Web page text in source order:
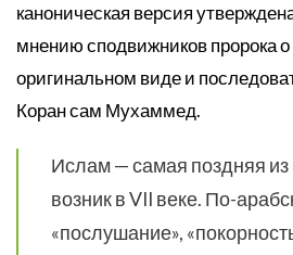
каноническая версия
мнению сподвижников пророка о
оригинальном виде и
Коран сам Мухаммед.
Ислам — самая поздняя
возник в VII веке. По-
«послушание»,